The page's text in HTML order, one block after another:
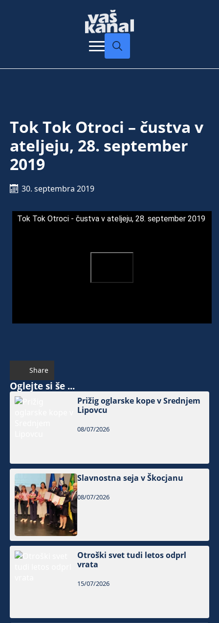
Tok Tok Otroci – čustva v
ateljeju, 28. september
2019
30. septembra 2019
Tok Tok Otroci - čustva v ateljeju, 28. september 2019
Share
Oglejte si še ...
Prižig oglarske kope v Srednjem
Lipovcu
08/07/2026
Slavnostna seja v Škocjanu
08/07/2026
Otroški svet tudi letos odprl
vrata
15/07/2026